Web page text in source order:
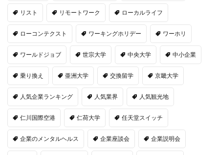
リスト リモートワーク ローカルライフ
ローコンテクスト ワーキングホリデー ワーホリ
ワールドジョブ 世宗大学 中央大学 中小企業
乗り換え 亜洲大学 交換留学 京畿大学
人気企業ランキング 人気業界 人気観光地
仁川国際空港 仁荷大学 任天堂スイッチ
企業のメンタルヘルス 企業座談会 企業説明会